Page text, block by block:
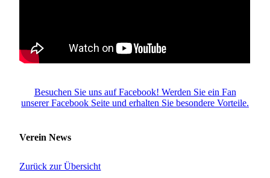
Besuchen Sie uns auf Facebook! Werden Sie ein Fan
unserer Facebook Seite und erhalten Sie besondere Vorteile.
Verein News
Zurück zur Übersicht